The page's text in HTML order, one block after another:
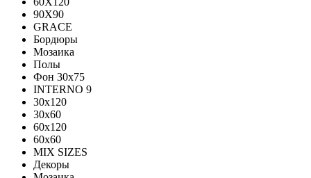
90X90
GRACE
Бордюры
Мозаика
Полы
Фон 30х75
INTERNO 9
30x120
30x60
60x120
60x60
MIX SIZES
Декоры